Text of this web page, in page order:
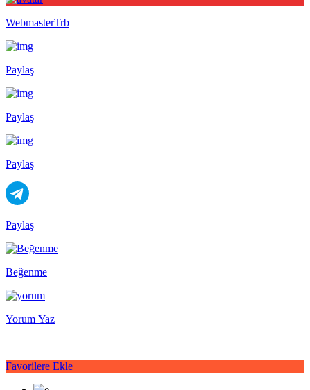
WebmasterTrb
Paylaş
Paylaş
Paylaş
Paylaş
Beğenme
Yorum Yaz
Favorilere Ekle